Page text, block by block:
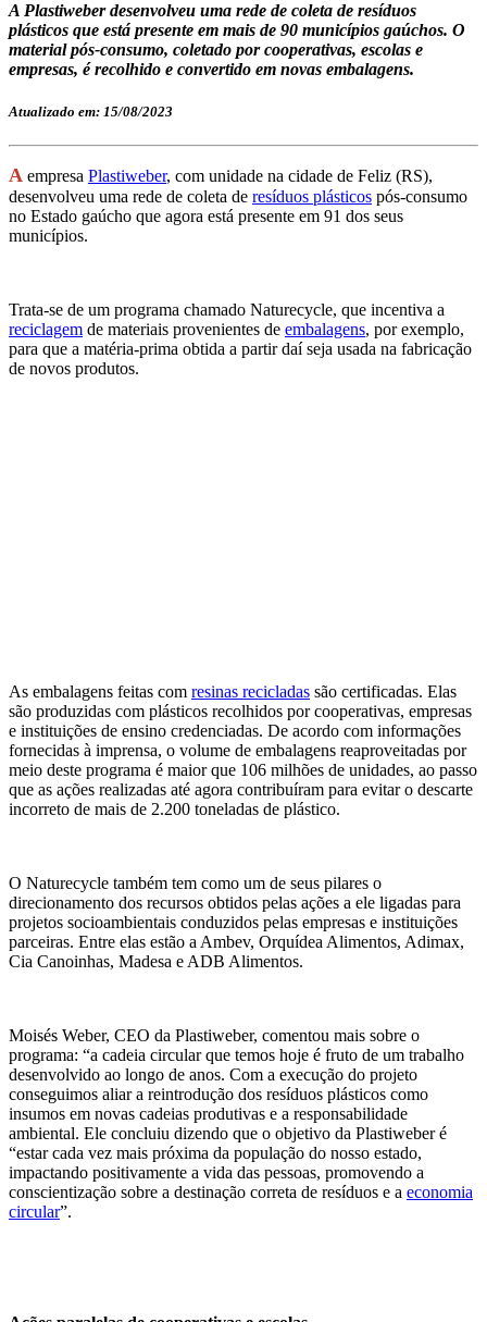
A Plastiweber desenvolveu uma rede de coleta de resíduos
plásticos que está presente em mais de 90 municípios gaúchos. O
material pós-consumo, coletado por cooperativas, escolas e
empresas, é recolhido e convertido em novas embalagens.
Atualizado em: 15/08/2023
A empresa Plastiweber, com unidade na cidade de Feliz (RS),
desenvolveu uma rede de coleta de resíduos plásticos pós-consumo
no Estado gaúcho que agora está presente em 91 dos seus
municípios.
Trata-se de um programa chamado Naturecycle, que incentiva a
reciclagem de materiais provenientes de embalagens, por exemplo,
para que a matéria-prima obtida a partir daí seja usada na fabricação
de novos produtos.
As embalagens feitas com resinas recicladas são certificadas. Elas
são produzidas com plásticos recolhidos por cooperativas, empresas
e instituições de ensino credenciadas. De acordo com informações
fornecidas à imprensa, o volume de embalagens reaproveitadas por
meio deste programa é maior que 106 milhões de unidades, ao passo
que as ações realizadas até agora contribuíram para evitar o descarte
incorreto de mais de 2.200 toneladas de plástico.
O Naturecycle também tem como um de seus pilares o
direcionamento dos recursos obtidos pelas ações a ele ligadas para
projetos socioambientais conduzidos pelas empresas e instituições
parceiras. Entre elas estão a Ambev, Orquídea Alimentos, Adimax,
Cia Canoinhas, Madesa e ADB Alimentos.
Moisés Weber, CEO da Plastiweber, comentou mais sobre o
programa: “a cadeia circular que temos hoje é fruto de um trabalho
desenvolvido ao longo de anos. Com a execução do projeto
conseguimos aliar a reintrodução dos resíduos plásticos como
insumos em novas cadeias produtivas e a responsabilidade
ambiental. Ele concluiu dizendo que o objetivo da Plastiweber é
“estar cada vez mais próxima da população do nosso estado,
impactando positivamente a vida das pessoas, promovendo a
conscientização sobre a destinação correta de resíduos e a economia
circular”.